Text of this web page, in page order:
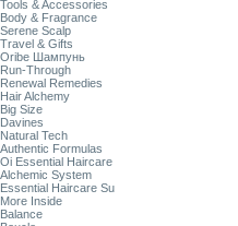
Tools & Accessories
Body & Fragrance
Serene Scalp
Travel & Gifts
Oribe Шампунь
Run-Through
Renewal Remedies
Hair Alchemy
Big Size
Davines
Natural Tech
Authentic Formulas
Oi Essential Haircare
Alchemic System
Essential Haircare Su
More Inside
Balance